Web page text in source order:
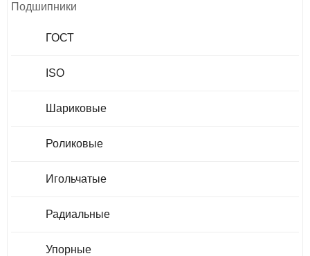
Подшипники
ГОСТ
ISO
Шариковые
Роликовые
Игольчатые
Радиальные
Упорные